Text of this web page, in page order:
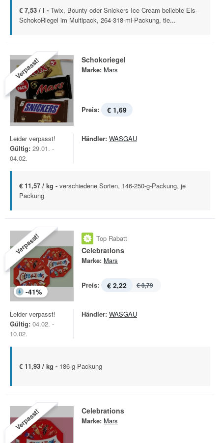
€ 7,53 / l - Twix, Bounty oder Snickers Ice Cream beliebte Eis-
SchokoRiegel im Multipack, 264-318-ml-Packung, tie...
Verpasst! Schokoriegel
Marke: Mars
Preis: € 1,69
Leider verpasst!
Gültig: 29.01. -
04.02.
Händler: WASGAU
€ 11,57 / kg - verschiedene Sorten, 146-250-g-Packung, je
Packung
Verpasst!
-41%
Top Rabatt
Celebrations
Marke: Mars
Preis: € 2,22 € 3,79
Leider verpasst!
Gültig: 04.02. -
10.02.
Händler: WASGAU
€ 11,93 / kg - 186-g-Packung
Verpasst! Celebrations
Marke: Mars